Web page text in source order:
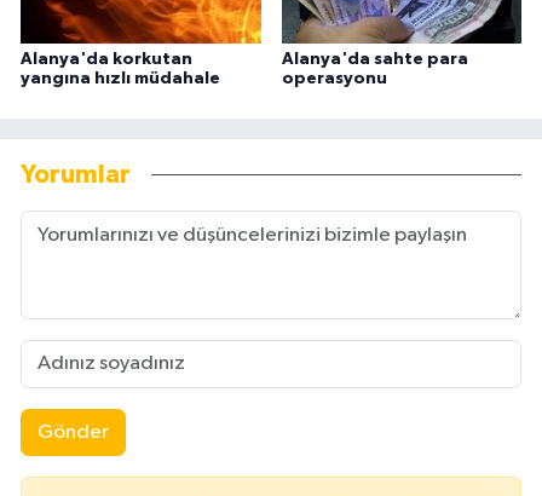
Alanya'da korkutan
yangına hızlı müdahale
Alanya'da sahte para
operasyonu
Yorumlar
Gönder